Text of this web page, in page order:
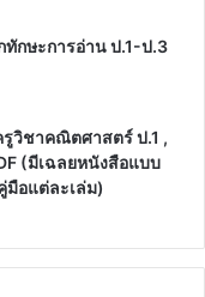
กษะการอ่าน ป.1-ป.3
วิชาคณิตศาสตร์ ป.1 ,
(มีเฉลยหนังสือแบบ
อแต่ละเล่ม)